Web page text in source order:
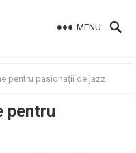
MENU
pentru pasionații de jazz
pentru